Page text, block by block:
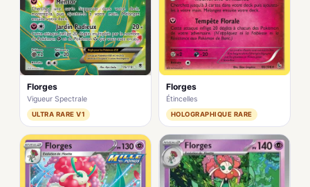
Florges
Vigueur Spectrale
ULTRA RARE V1
Florges
Étincelles
HOLOGRAPHIQUE RARE